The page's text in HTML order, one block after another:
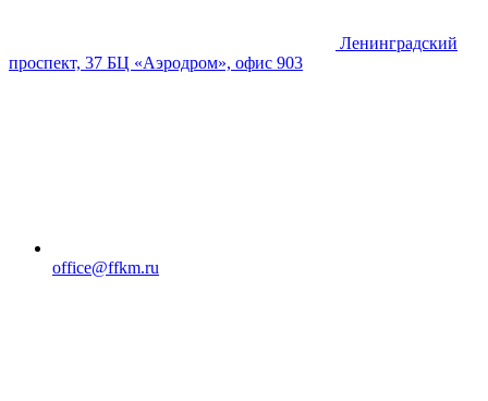
Ленинградский
проспект, 37 БЦ «Аэродром», офис 903
office@ffkm.ru